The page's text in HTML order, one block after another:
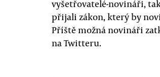
vyšetřovatelé-novináři,
přijali zákon, který by
Příště možná novináři
na Twitteru.